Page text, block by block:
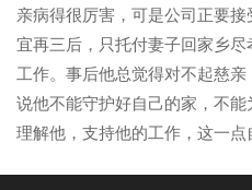
亲病得很厉害，可是公司正要
宜再三后，只托付妻子回家乡
工作。事后他总觉得对不起慈
说他不能守护好自己的家，不
理解他，支持他的工作，这一点